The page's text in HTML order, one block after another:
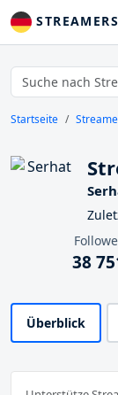
Startseite
38
Überblick